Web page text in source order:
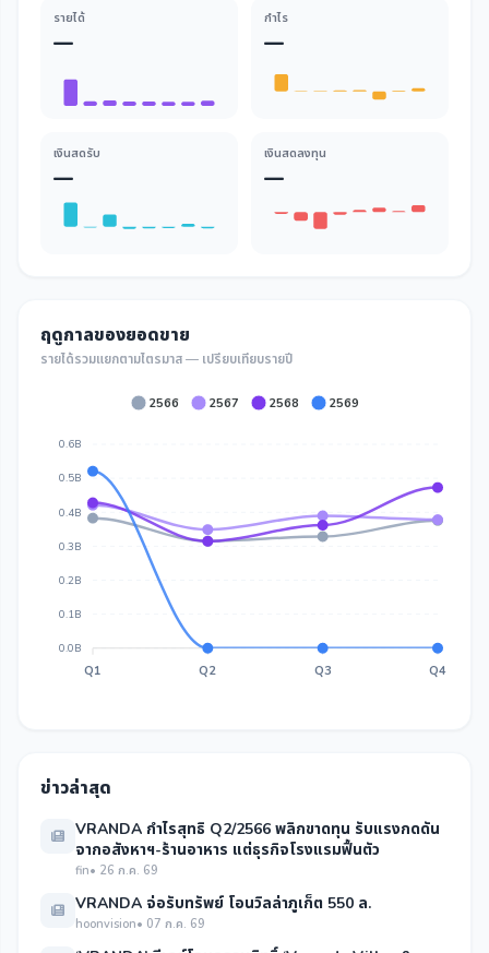
รายได้
—
กำไร
—
เงินสดรับ
—
เงินสดลงทุน
—
ฤดูกาลของยอดขาย
รายได้รวมแยกตามไตรมาส — เปรียบเทียบรายปี
2566 2567 2568 2569
0.6B
0.5B
0.4B
0.3B
0.2B
0.1B
0.0B
Q1 Q2 Q3 Q4
ข่าวล่าสุด
VRANDA กำไรสุทธิ Q2/2566 พลิกขาดทุน รับแรงกดดัน
จากอสังหาฯ-ร้านอาหาร แต่ธุรกิจโรงแรมฟื้นตัว
fin• 26 ก.ค. 69
VRANDA จ่อรับทรัพย์ โอนวิลล่าภูเก็ต 550 ล.
hoonvision• 07 ก.ค. 69